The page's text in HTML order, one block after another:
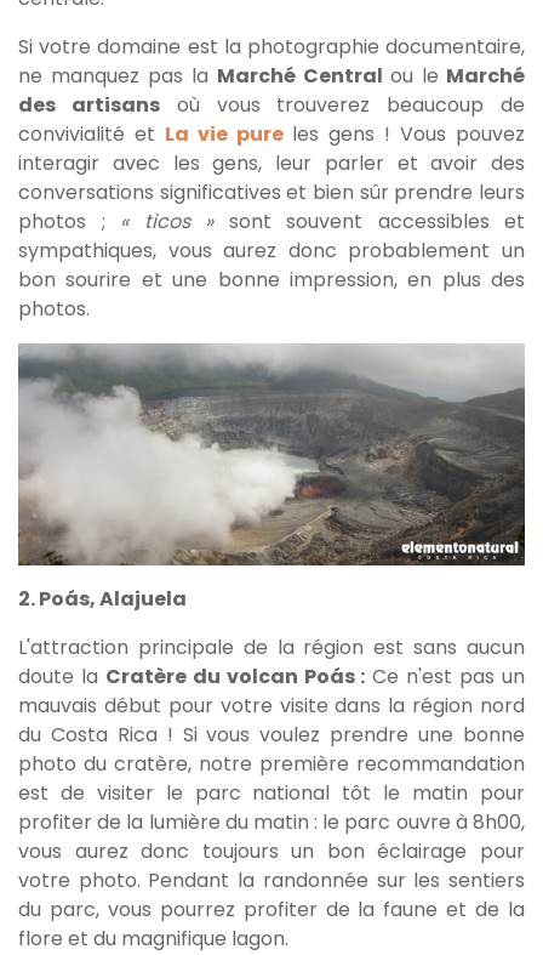
Si votre domaine est la photographie documentaire,
ne manquez pas la Marché Central ou le Marché
des artisansoù vous trouverez beaucoup de
convivialité et La vie pureles gens ! Vous pouvez
interagir avec les gens, leur parler et avoir des
conversations significatives et bien sûr prendre leurs
photos ; « ticos »sont souvent accessibles et
sympathiques, vous aurez donc probablement un
bon sourire et une bonne impression, en plus des
photos.
2. Poás, Alajuela
L'attraction principale de la région est sans aucun
doute la Cratère du volcan Poás : Ce n'est pas un
mauvais début pour votre visite dans la région nord
du Costa Rica ! Si vous voulez prendre une bonne
photo du cratère, notre première recommandation
est de visiter le parc national tôt le matin pour
profiter de la lumière du matin : le parc ouvre à 8h00,
vous aurez donc toujours un bon éclairage pour
votre photo. Pendant la randonnée sur les sentiers
du parc, vous pourrez profiter de la faune et de la
flore et du magnifique lagon.